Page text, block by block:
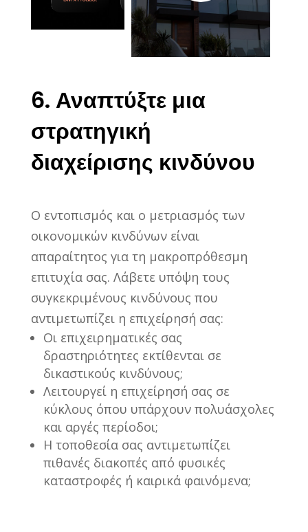
6. Αναπτύξτε μια
στρατηγική
διαχείρισης κινδύνου
Ο εντοπισμός και ο μετριασμός των
οικονομικών κινδύνων είναι
απαραίτητος για τη μακροπρόθεσμη
επιτυχία σας. Λάβετε υπόψη τους
συγκεκριμένους κινδύνους που
αντιμετωπίζει η επιχείρησή σας:
Οι επιχειρηματικές σας
δραστηριότητες εκτίθενται σε
δικαστικούς κινδύνους;
Λειτουργεί η επιχείρησή σας σε
κύκλους όπου υπάρχουν πολυάσχολες
και αργές περίοδοι;
Η τοποθεσία σας αντιμετωπίζει
πιθανές διακοπές από φυσικές
καταστροφές ή καιρικά φαινόμενα;